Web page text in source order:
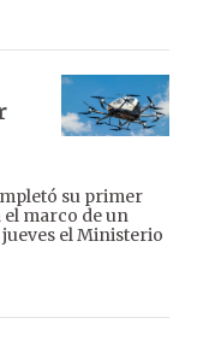
su primer
el marco de un
el Ministerio